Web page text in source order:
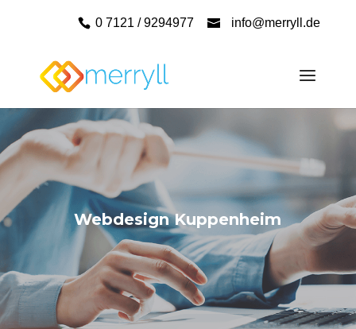
0 7121 / 9294977 info@merryll.de
Webdesign Kuppenheim